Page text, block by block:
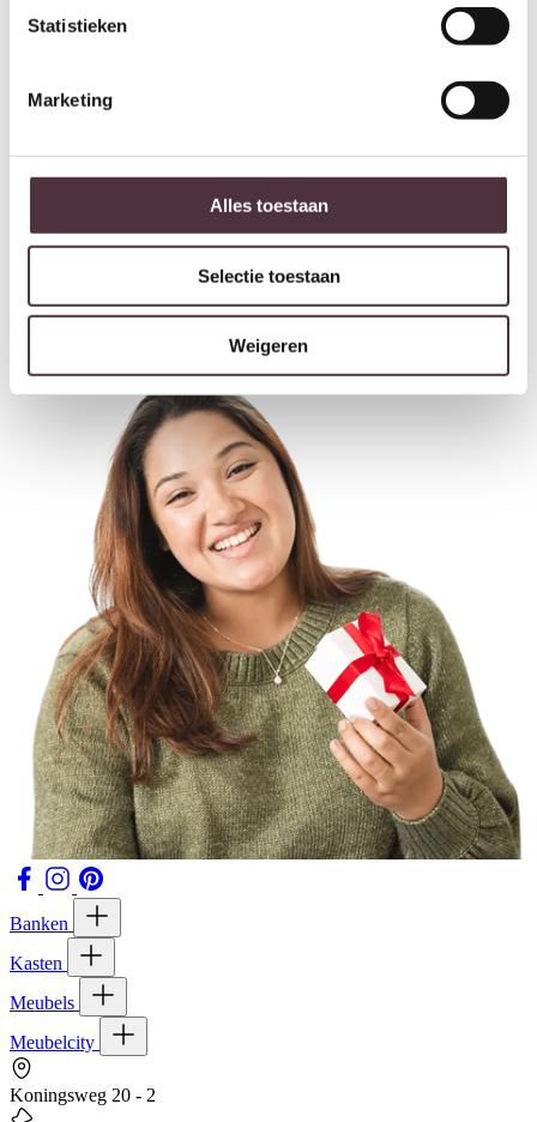
Statistieken
Marketing
Alles toestaan
Selectie toestaan
Weigeren
Eleonora TV-meubel Selbu
Ontvang €20,- shoptegoed
Meldt u aan voor onze nieuwsbrief en ontvang €20,- shoptegoed
voor uw volgende bestelling van minimaal €200,- (niet geldig op
afgeprijsde items).
Inschrijven
Banken
Kasten
Meubels
Meubelcity
Koningsweg 20 - 2